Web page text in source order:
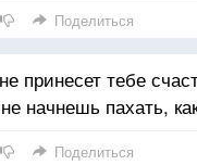
Поделиться
принесет тебе
начнешь пахать,
Поделиться